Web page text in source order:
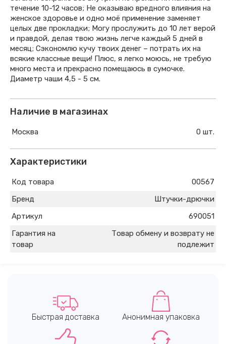
течение 10-12 часов; Не оказываю вредного влияния на
женское здоровье и одно моё применение заменяет
целых две прокладки; Могу прослужить до 10 лет верой
и правдой, делая твою жизнь легче каждый 5 дней в
месяц; Сэкономлю кучу твоих денег – потрать их на
всякие классные вещи! Плюс, я легко моюсь, не требую
много места и прекрасно помещаюсь в сумочке.
Диаметр чаши 4,5 - 5 см.
Наличие в магазинах
Москва 0 шт.
Характеристики
Код товара
00567
Бренд
Штучки-дрючки
Артикул
690051
Гарантия на
товар
Товар обмену и возврату не
подлежит
Быстрая доставка Анонимная упаковка